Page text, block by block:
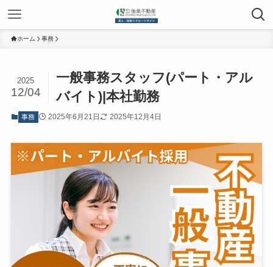
ホーム 事務
一般事務スタッフ(パート・アル
バイト)|本社勤務
2025
12/04
事務 2025年6月21日 2025年12月4日